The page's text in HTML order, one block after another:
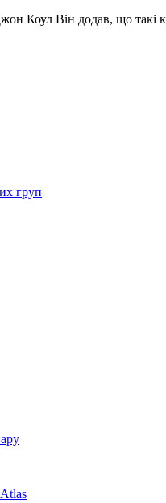
Коул Він додав, що
груп